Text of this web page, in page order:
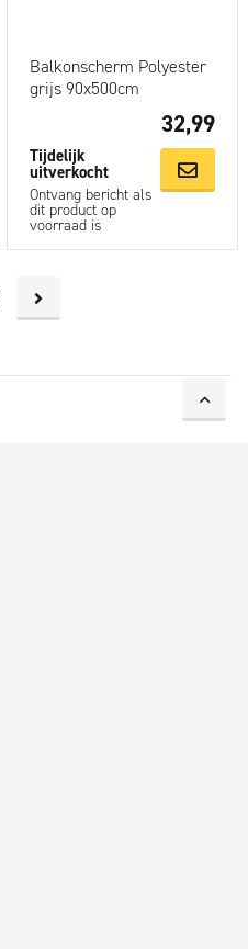
Balkonscherm Polyester
grijs 90x500cm
32,99
Tijdelijk
uitverkocht
Ontvang bericht als
dit product op
voorraad is